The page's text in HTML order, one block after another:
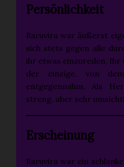
Persönlichkeit
Raruvira war äußerst
sich stets gegen alle
ihr etwas einzureden. Ihr
der einzige, von
entgegennahm. Als
streng, aber sehr
Erscheinung
Raruvira war ein